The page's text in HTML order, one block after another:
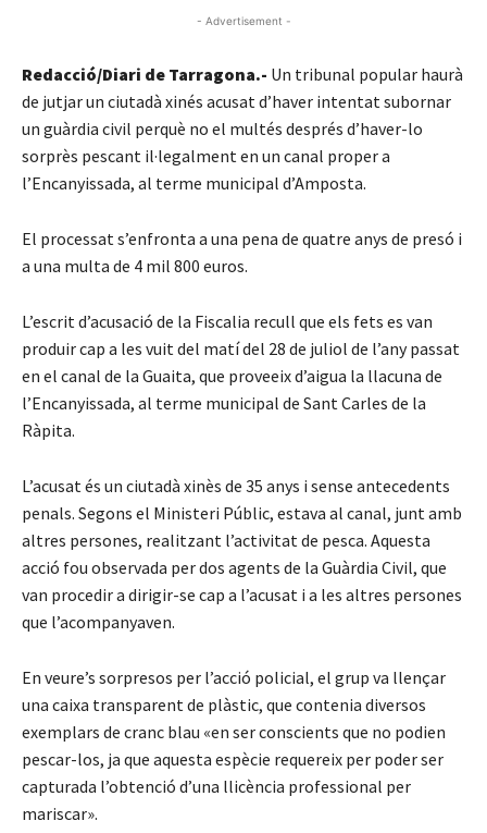
- Advertisement -
Redacció/Diari de Tarragona.- Un tribunal popular haurà
de jutjar un ciutadà xinés acusat d’haver intentat subornar
un guàrdia civil perquè no el multés després d’haver-lo
sorprès pescant il·legalment en un canal proper a
l’Encanyissada, al terme municipal d’Amposta.
El processat s’enfronta a una pena de quatre anys de presó i
a una multa de 4 mil 800 euros.
L’escrit d’acusació de la Fiscalia recull que els fets es van
produir cap a les vuit del matí del 28 de juliol de l’any passat
en el canal de la Guaita, que proveeix d’aigua la llacuna de
l’Encanyissada, al terme municipal de Sant Carles de la
Ràpita.
L’acusat és un ciutadà xinès de 35 anys i sense antecedents
penals. Segons el Ministeri Públic, estava al canal, junt amb
altres persones, realitzant l’activitat de pesca. Aquesta
acció fou observada per dos agents de la Guàrdia Civil, que
van procedir a dirigir-se cap a l’acusat i a les altres persones
que l’acompanyaven.
En veure’s sorpresos per l’acció policial, el grup va llençar
una caixa transparent de plàstic, que contenia diversos
exemplars de cranc blau «en ser conscients que no podien
pescar-los, ja que aquesta espècie requereix per poder ser
capturada l’obtenció d’una llicència professional per
mariscar».